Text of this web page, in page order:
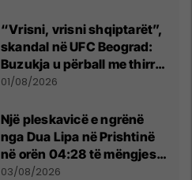
“Vrisni, vrisni shqiptarët”,
skandal në UFC Beograd:
Buzukja u përball me thirrje
anti-shqiptare nga
01/08/2026
Një pleskavicë e ngrënë
nga Dua Lipa në Prishtinë
në orën 04:28 të mëngjesit
- dhe bota digjitale serbe
03/08/2026